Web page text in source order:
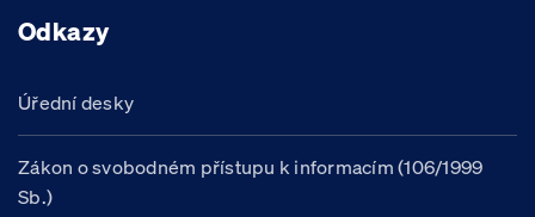
Odkazy
Úřední desky
Zákon o svobodném přístupu k informacím (106/1999
Sb.)